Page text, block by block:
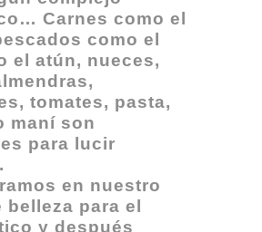
Carnes como el
como el
el atún, nueces,
tomates, pasta,
maní son
para lucir
en nuestro
belleza para el
y después